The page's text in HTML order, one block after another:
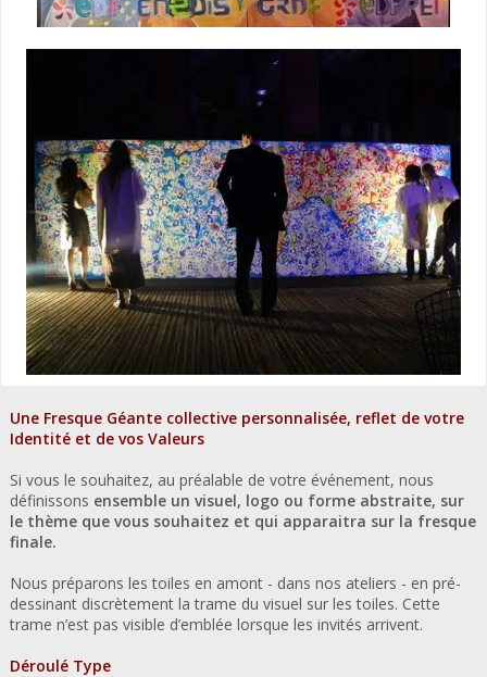
Une Fresque Géante collective personnalisée, reflet de votre
Identité et de vos Valeurs
Si vous le souhaitez, au préalable de votre événement, nous
définissons ensemble un visuel, logo ou forme abstraite, sur
le thème que vous souhaitez et qui apparaitra sur la fresque
finale.
Nous préparons les toiles en amont - dans nos ateliers - en pré-
dessinant discrètement la trame du visuel sur les toiles. Cette
trame n’est pas visible d’emblée lorsque les invités arrivent.
Déroulé Type